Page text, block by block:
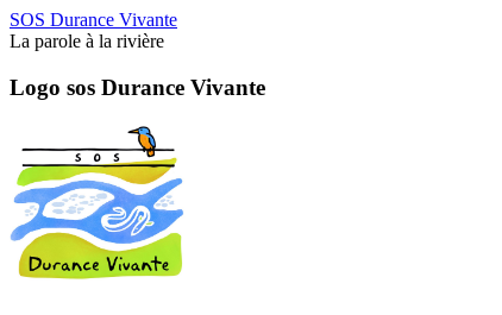
SOS Durance Vivante
La parole à la rivière
Logo sos Durance Vivante